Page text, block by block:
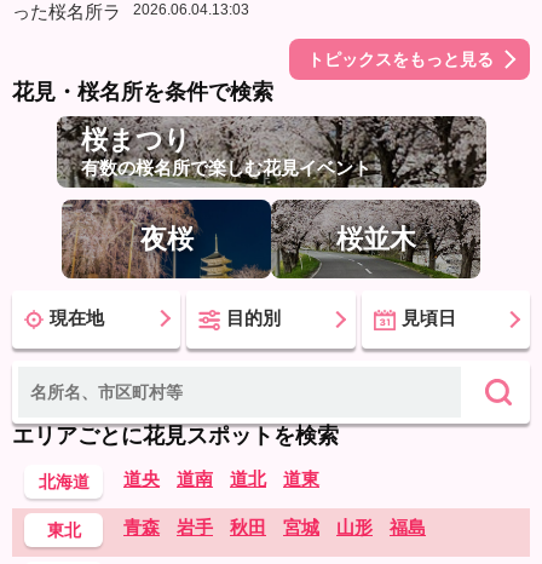
2026.06.04.13:03
トピックスをもっと見る
花見・桜名所を条件で検索
桜まつり
有数の桜名所で楽しむ花見イベント
夜桜 桜並木
現在地 目的別 見頃日
エリアごとに花見スポットを検索
北海道 道央 道南 道北 道東
東北 青森 岩手 秋田 宮城 山形 福島